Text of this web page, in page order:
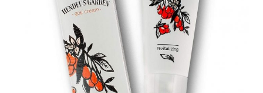
TỐT
KHÔNG?